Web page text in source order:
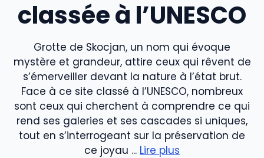
classée à l’UNESCO
Grotte de Skocjan, un nom qui évoque
mystère et grandeur, attire ceux qui rêvent de
s’émerveiller devant la nature à l’état brut.
Face à ce site classé à l’UNESCO, nombreux
sont ceux qui cherchent à comprendre ce qui
rend ses galeries et ses cascades si uniques,
tout en s’interrogeant sur la préservation de
ce joyau ... Lire plus